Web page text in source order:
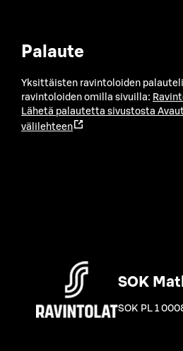
Palaute
Yksittäisten ravintoloiden
ravintoloiden omilla sivuilla:
Lähetä palautetta sivustosta
välilehteen
SOK
SOK PL 1